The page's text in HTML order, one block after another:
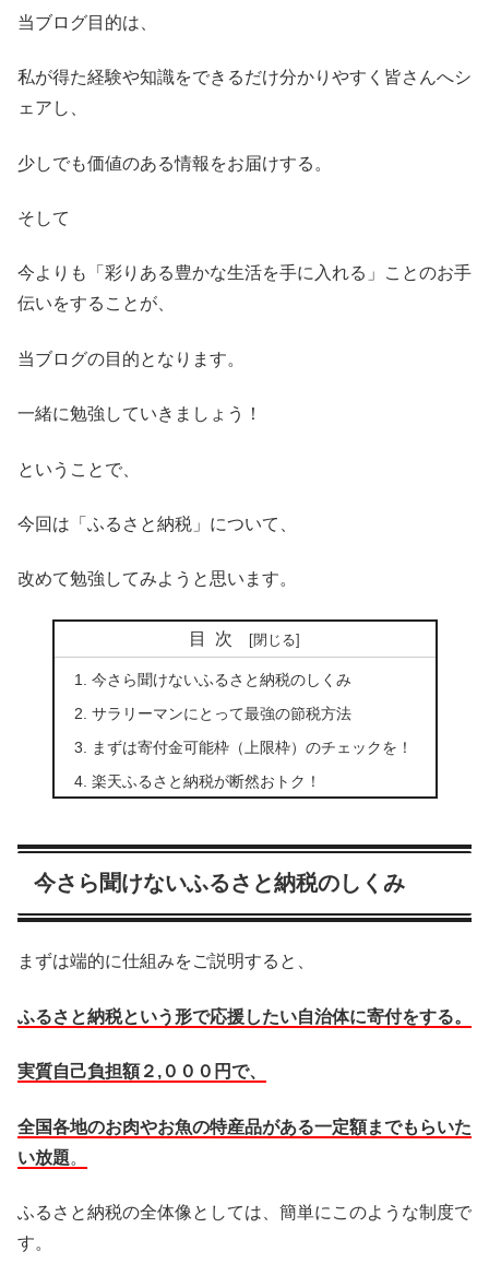
当ブログ目的は、
私が得た経験や知識をできるだけ分かりやすく皆さんへシ
ェアし、
少しでも価値のある情報をお届けする。
そして
今よりも「彩りある豊かな生活を手に入れる」ことのお手
伝いをすることが、
当ブログの目的となります。
一緒に勉強していきましょう！
ということで、
今回は「ふるさと納税」について、
改めて勉強してみようと思います。
目次
今さら聞けないふるさと納税のしくみ
サラリーマンにとって最強の節税方法
まずは寄付金可能枠（上限枠）のチェックを！
楽天ふるさと納税が断然おトク！
今さら聞けないふるさと納税のしくみ
まずは端的に仕組みをご説明すると、
ふるさと納税という形で応援したい自治体に寄付をする。
実質自己負担額２,０００円で、
全国各地のお肉やお魚の特産品がある一定額までもらいた
い放題。
ふるさと納税の全体像としては、簡単にこのような制度で
す。